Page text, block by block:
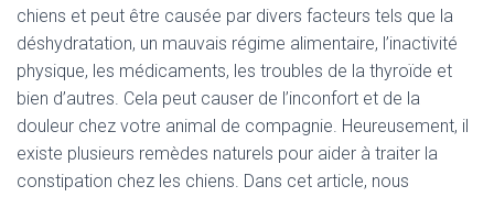
chiens et peut être causée par divers facteurs tels que la
déshydratation, un mauvais régime alimentaire, l’inactivité
physique, les médicaments, les troubles de la thyroïde et
bien d’autres. Cela peut causer de l’inconfort et de la
douleur chez votre animal de compagnie. Heureusement, il
existe plusieurs remèdes naturels pour aider à traiter la
constipation chez les chiens. Dans cet article, nous